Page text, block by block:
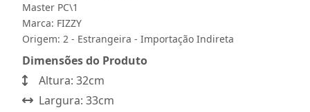
Master PC\1
Marca: FIZZY
Origem: 2 - Estrangeira - Importação Indireta
Dimensões do Produto
Altura: 32cm
Largura: 33cm